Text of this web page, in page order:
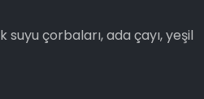
çorbaları, ada çayı, yeşil